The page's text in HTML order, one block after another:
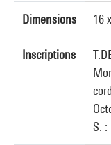
Dimensions 16
Inscriptions
S. :